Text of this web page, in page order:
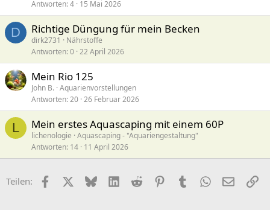
Antworten 4 15 Mai 2026
D Richtige Düngung für mein Becken
dirk2731
Nährstoffe
Antworten 0 22 April 2026
Mein Rio 125
John B. Aquarienvorstellungen
Antworten 20 26 Februar 2026
L Mein erstes Aquascaping mit einem 60P
lichenologie Aquascaping - "Aquariengestaltung"
Antworten 14 11 April 2026
Teilen: FacebookX (Twitter)
BlueskyLinkedIn
Reddit PinterestTumblr WhatsApp
E-Mail